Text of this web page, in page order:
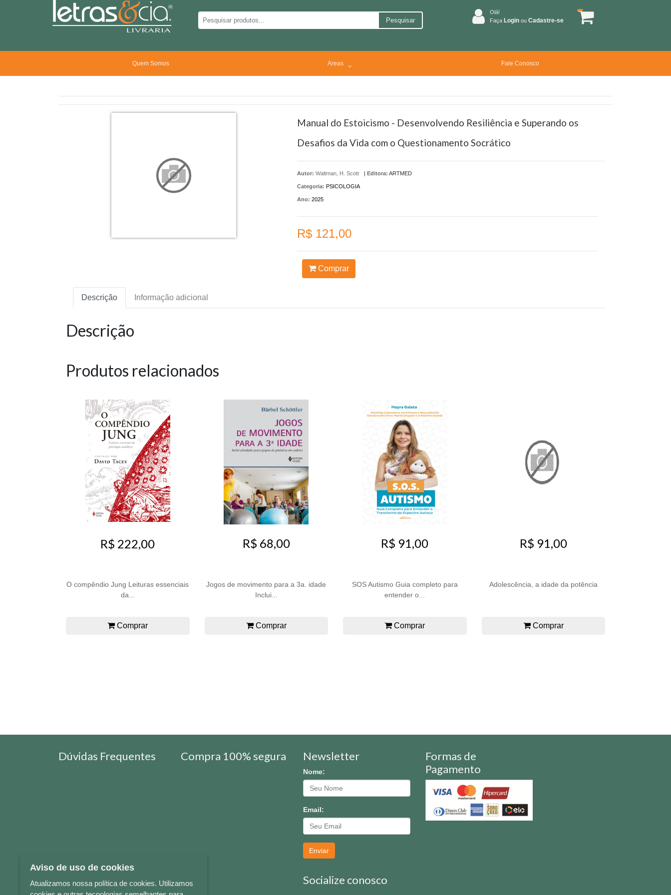
Pesquisar
Olá!
Faça Login ou Cadastre-se
Quem Somos Areas Fale Conosco
Manual do Estoicismo - Desenvolvendo Resiliência e Superando os
Desafios da Vida com o Questionamento Socrático
Autor: Waltman, H. Scott | Editora: ARTMED
Categoria: PSICOLOGIA
Ano: 2025
R$ 121,00
Comprar
Descrição Informação adicional
Descrição
Produtos relacionados
R$ 222,00
O compêndio Jung Leituras essenciais
da...
Comprar
R$ 68,00
Jogos de movimento para a 3a. idade
Inclui...
Comprar
R$ 91,00
SOS Autismo Guia completo para
entender o...
Comprar
R$ 91,00
Adolescência, a idade da potência
Comprar
Dúvidas Frequentes Compra 100% segura Newsletter
Nome:
Email:
Enviar
Socialize conosco
Formas de
Pagamento
Aviso de uso de cookies
Atualizamos nossa política de cookies. Utilizamos